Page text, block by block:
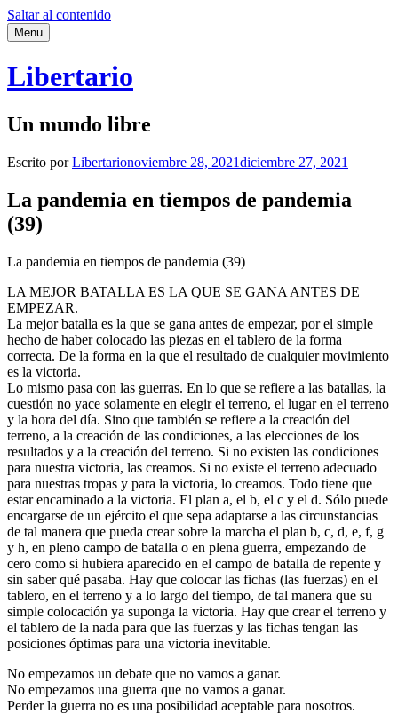
Saltar al contenido
Menu
Libertario
Un mundo libre
Escrito porLibertarionoviembre 28, 2021diciembre 27, 2021
La pandemia en tiempos de pandemia
(39)
La pandemia en tiempos de pandemia (39)
LA MEJOR BATALLA ES LA QUE SE GANA ANTES DE
EMPEZAR.
La mejor batalla es la que se gana antes de empezar, por el simple
hecho de haber colocado las piezas en el tablero de la forma
correcta. De la forma en la que el resultado de cualquier movimiento
es la victoria.
Lo mismo pasa con las guerras. En lo que se refiere a las batallas, la
cuestión no yace solamente en elegir el terreno, el lugar en el terreno
y la hora del día. Sino que también se refiere a la creación del
terreno, a la creación de las condiciones, a las elecciones de los
resultados y a la creación del terreno. Si no existen las condiciones
para nuestra victoria, las creamos. Si no existe el terreno adecuado
para nuestras tropas y para la victoria, lo creamos. Todo tiene que
estar encaminado a la victoria. El plan a, el b, el c y el d. Sólo puede
encargarse de un ejército el que sepa adaptarse a las circunstancias
de tal manera que pueda crear sobre la marcha el plan b, c, d, e, f, g
y h, en pleno campo de batalla o en plena guerra, empezando de
cero como si hubiera aparecido en el campo de batalla de repente y
sin saber qué pasaba. Hay que colocar las fichas (las fuerzas) en el
tablero, en el terreno y a lo largo del tiempo, de tal manera que su
simple colocación ya suponga la victoria. Hay que crear el terreno y
el tablero de la nada para que las fuerzas y las fichas tengan las
posiciones óptimas para una victoria inevitable.
No empezamos un debate que no vamos a ganar.
No empezamos una guerra que no vamos a ganar.
Perder la guerra no es una posibilidad aceptable para nosotros.